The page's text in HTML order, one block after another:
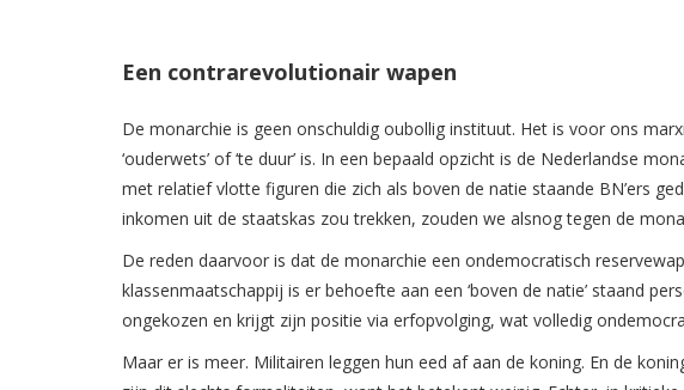
Een contrarevolutionair wapen
De monarchie is geen onschuldig oubollig instituut. Het is voor ons
‘ouderwets’ of ‘te duur’ is. In een bepaald opzicht is de Nederlandse
met relatief vlotte figuren die zich als boven de natie staande BN’ers
inkomen uit de staatskas zou trekken, zouden we alsnog tegen de
De reden daarvoor is dat de monarchie een ondemocratisch
klassenmaatschappij is er behoefte aan een ‘boven de natie’ staand
ongekozen en krijgt zijn positie via erfopvolging, wat volledig
Maar er is meer. Militairen leggen hun eed af aan de koning. En de